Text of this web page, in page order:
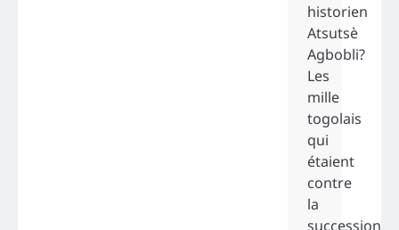
historien
Atsutsè
Agbobli?
Les
mille
togolais
qui
étaient
contre
la
succession